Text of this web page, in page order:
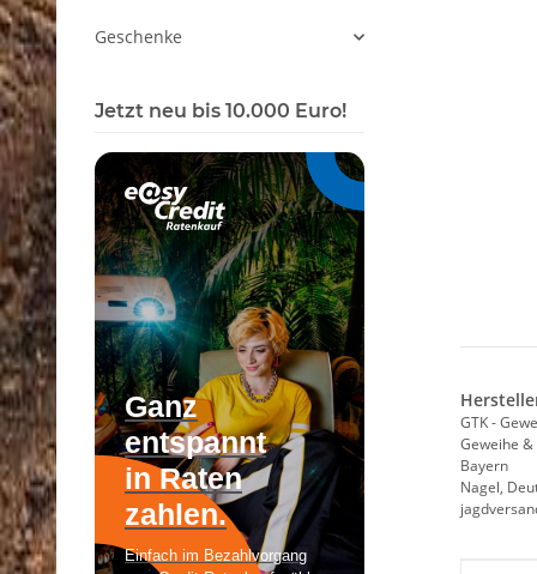
GTK -
Geweihe
Bayern
Nagel,
Geschenke
Jetzt neu bis 10.000 Euro!